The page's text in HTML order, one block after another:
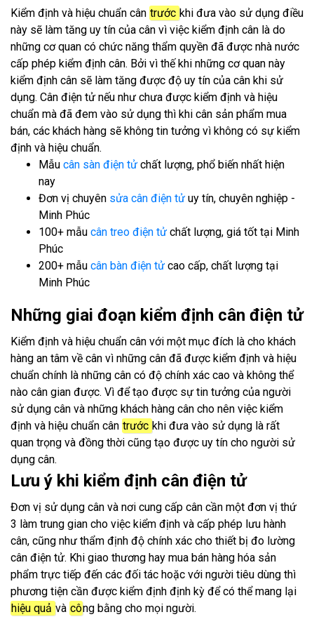
Kiểm định và hiệu chuẩn cân trước khi đưa vào sử dụng điều
này sẽ làm tăng uy tín của cân vì việc kiểm định cân là do
những cơ quan có chức năng thẩm quyền đã được nhà nước
cấp phép kiểm định cân. Bởi vì thế khi những cơ quan này
kiểm định cân sẽ làm tăng được độ uy tín của cân khi sử
dụng. Cân điện tử nếu như chưa được kiểm định và hiệu
chuẩn mà đã đem vào sử dụng thì khi cân sản phẩm mua
bán, các khách hàng sẽ không tin tưởng vì không có sự kiểm
định và hiệu chuẩn.
Mẫu cân sàn điện tử chất lượng, phổ biến nhất hiện
nay
Đơn vị chuyên sửa cân điện tử uy tín, chuyên nghiệp -
Minh Phúc
100+ mẫu cân treo điện tử chất lượng, giá tốt tại Minh
Phúc
200+ mẫu cân bàn điện tử cao cấp, chất lượng tại
Minh Phúc
Những giai đoạn kiểm định cân điện tử
Kiểm định và hiệu chuẩn cân với một mục đích là cho khách
hàng an tâm về cân vì những cân đã được kiểm định và hiệu
chuẩn chính là những cân có độ chính xác cao và không thể
nào cân gian được. Vì để tạo được sự tin tưởng của người
sử dụng cân và những khách hàng cân cho nên việc kiểm
định và hiệu chuẩn cân trước khi đưa vào sử dụng là rất
quan trọng và đồng thời cũng tạo được uy tín cho người sử
dụng cân.
Lưu ý khi kiểm định cân điện tử
Đơn vị sử dụng cân và nơi cung cấp cân cần một đơn vị thứ
3 làm trung gian cho việc kiểm định và cấp phép lưu hành
cân, cũng như thẩm định độ chính xác cho thiết bị đo lường
cân điện tử. Khi giao thương hay mua bán hàng hóa sản
phẩm trực tiếp đến các đối tác hoặc với người tiêu dùng thì
phương tiện cần được kiểm định định kỳ để có thể mang lại
hiệu quả và công bằng cho mọi người.